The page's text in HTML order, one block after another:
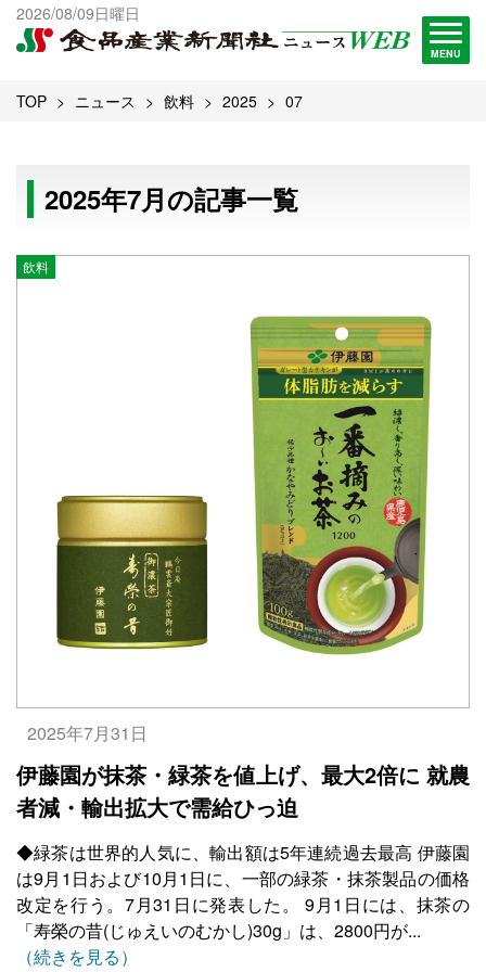
2026/08/09日曜日
MENU
出版物一覧へ
試読・購読申し込み
TOP ニュース 飲料 2025 07
2025年7月の記事一覧
飲料
2025年7月31日
伊藤園が抹茶・緑茶を値上げ、最大2倍に 就農
者減・輸出拡大で需給ひっ迫
◆緑茶は世界的人気に、輸出額は5年連続過去最高 伊藤園
は9月1日および10月1日に、一部の緑茶・抹茶製品の価格
改定を行う。7月31日に発表した。 9月1日には、抹茶の
「寿榮の昔(じゅえいのむかし)30g」は、2800円が...
（続きを見る）